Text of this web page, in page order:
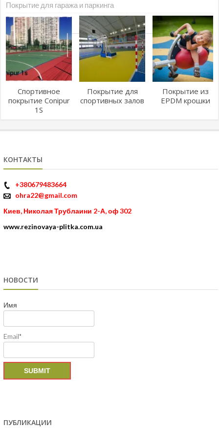
Покрытие для гаража и паркинга
Спортивное
покрытие Conipur
1S
Покрытие для
спортивных залов
Покрытие из
EPDM крошки
КОНТАКТЫ
+380679483664
ohra22@gmail.com
Киев, Николая Трублаини 2-А, оф 302
www.rezinovaya-plitka.com.ua
НОВОСТИ
Имя
Email*
ПУБЛИКАЦИИ